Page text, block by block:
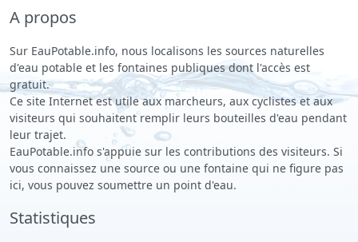
A propos
Sur EauPotable.info, nous localisons les sources naturelles
d'eau potable et les fontaines publiques dont l'accès est
gratuit.
Ce site Internet est utile aux marcheurs, aux cyclistes et aux
visiteurs qui souhaitent remplir leurs bouteilles d'eau pendant
leur trajet.
EauPotable.info s'appuie sur les contributions des visiteurs. Si
vous connaissez une source ou une fontaine qui ne figure pas
ici, vous pouvez soumettre un point d'eau.
Statistiques